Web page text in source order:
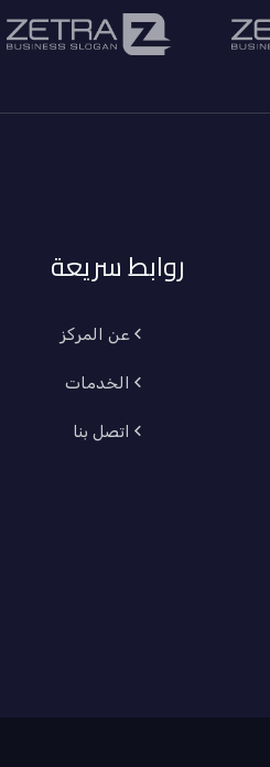
روابط سريعة
عن المركز
الخدمات
اتصل بنا